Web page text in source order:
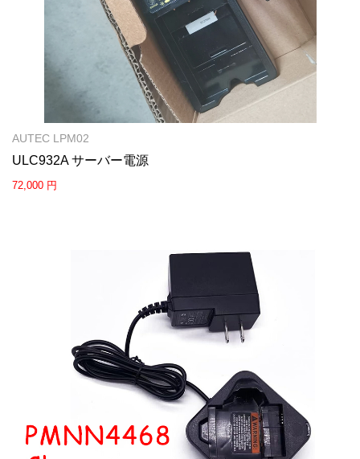
AUTEC LPM02
ULC932A サーバー電源
72,000 円